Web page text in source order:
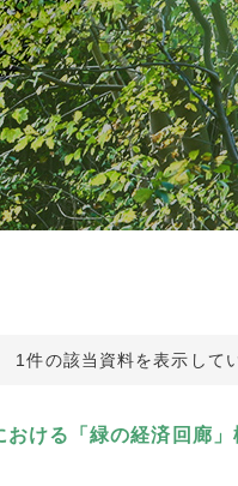
1件の該当資料を表示して
ける「緑の経済回廊